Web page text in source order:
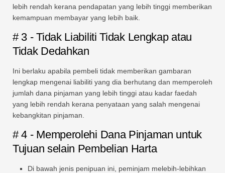
lebih rendah kerana pendapatan yang lebih tinggi memberikan
kemampuan membayar yang lebih baik.
# 3 - Tidak Liabiliti Tidak Lengkap atau
Tidak Dedahkan
Ini berlaku apabila pembeli tidak memberikan gambaran
lengkap mengenai liabiliti yang dia berhutang dan memperoleh
jumlah dana pinjaman yang lebih tinggi atau kadar faedah
yang lebih rendah kerana penyataan yang salah mengenai
kebangkitan pinjaman.
# 4 - Memperolehi Dana Pinjaman untuk
Tujuan selain Pembelian Harta
Di bawah jenis penipuan ini, peminjam melebih-lebihkan